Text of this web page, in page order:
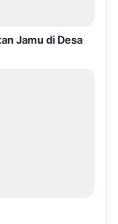
Jamu di Desa